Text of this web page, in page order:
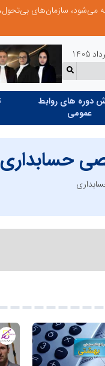
دوره های روابط
عمومی